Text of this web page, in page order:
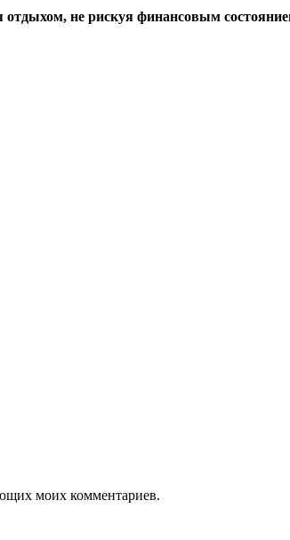
отдыхом, не рискуя финансовым
моих комментариев.